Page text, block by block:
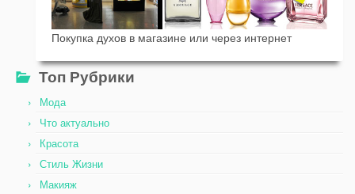
Покупка духов в магазине или через интернет
Топ Рубрики
Мода
Что актуально
Красота
Стиль Жизни
Макияж